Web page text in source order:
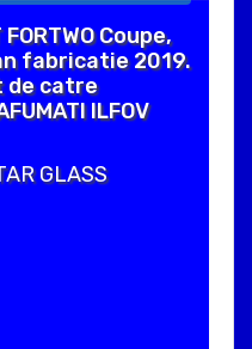
Coupe,
fabricatie 2019.
de catre
ILFOV
GLASS